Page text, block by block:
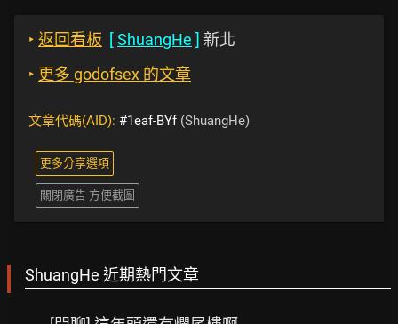
‣ 返回看板 [ShuangHe ] 新北
‣ 更多 godofsex 的文章
文章代碼(AID): #1eaf-BYf(ShuangHe)
更多分享選項
關閉廣告 方便截圖
ShuangHe 近期熱門文章